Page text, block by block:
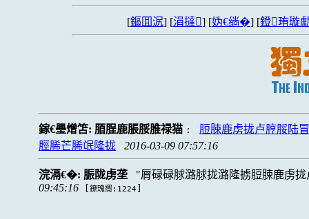
[鏂囬泦] [涓撻] [妫€绱�] [鐙珛璇
鎵€璺熷笘: 脜脭鹿脹脮脽禄猫 :
脰脨鹿虏拢卢脝脮陆
脛脪芒脪氓隆拢
2016-03-09 07:57:16
浣滆€�: 脤陇虏垄
脣碌碌脙潞脙拢潞隆掳脰脨鹿虏
09:45:16
[鐐瑰嚮:1224